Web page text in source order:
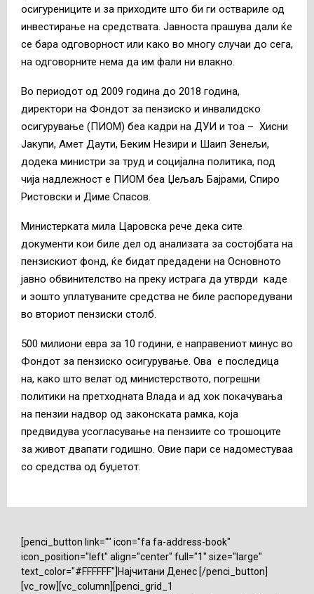
осигурениците и за приходите што би ги оствариле од
инвестирање на средствата. Јавноста прашува дали ќе
се бара одговорност или како во многу случаи до сега,
на одговорните нема да им фали ни влакно.
Во периодот од 2009 година до 2018 година,
директори на Фондот за пензиско и инвалидско
осигурување (ПИОМ) беа кадри на ДУИ и тоа – Хисни
Јакупи, Амет Даути, Беким Незири и Шаип Зенељи,
додека министри за труд и социјална политика, под
чија надлежност е ПИОМ беа Џељаљ Бајрами, Спиро
Ристовски и Диме Спасов.
Министерката мила Царовска рече дека сите
документи кои биле дел од анализата за состојбата на
пензискиот фонд, ќе бидат предадени на Основното
јавно обвинителство на преку истрага да утврди каде
и зошто уплатуваните средства не биле распоредувани
во вториот пензиски столб.
500 милиони евра за 10 години, е направениот минус во
Фондот за пензиско осигурување. Ова е последица
на, како што велат од министерството, погрешни
политики на претходната Влада и ад хок покачувања
на пензии надвор од законската рамка, која
предвидува усогласување на пензиите со трошоците
за живот двапати годишно. Овие пари се надоместуваа
со средства од буџетот.
[penci_button link="" icon="fa fa-address-book"
icon_position="left" align="center" full="1" size="large"
text_color="#FFFFFF"]Најчитани Денес [/penci_button]
[vc_row][vc_column][penci_grid_1